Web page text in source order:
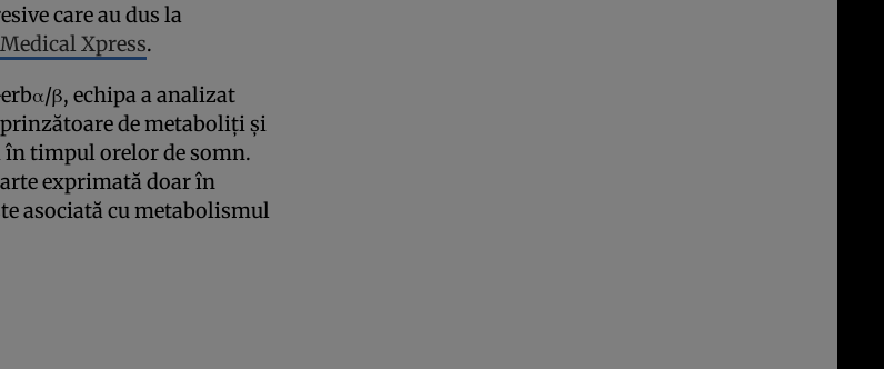
care au dus la
Medical Xpress.
β, echipa a analizat
de metaboliți și
timpul orelor de somn.
exprimată doar în
asociată cu metabolismul